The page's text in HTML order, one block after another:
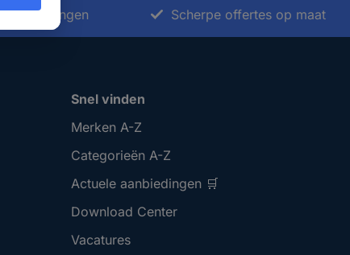
Scherpe offertes op maat
Snel vinden
Merken A-Z
Categorieën A-Z
Actuele aanbiedingen 🛒
Download Center
Vacatures